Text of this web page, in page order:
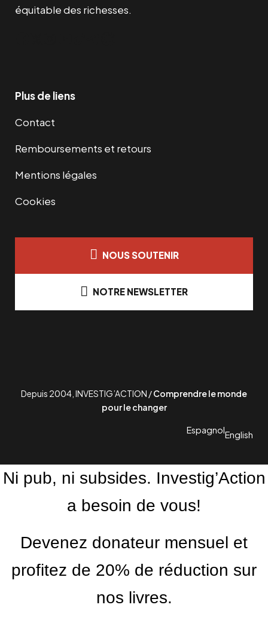
équitable des richesses.
Plus de liens
Contact
Remboursements et retours
Mentions légales
Cookies
NOUS SOUTENIR
NOTRE NEWSLETTER
Depuis 2004, INVESTIG’ACTION /Comprendre le monde
pour le changer
EspagnolEnglish
Ni pub, ni subsides. Investig’Action
a besoin de vous!
Devenez donateur mensuel et
profitez de 20% de réduction sur
nos livres.